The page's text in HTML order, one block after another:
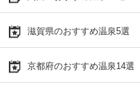
滋賀県のおすすめ温泉5選
京都府のおすすめ温泉14選